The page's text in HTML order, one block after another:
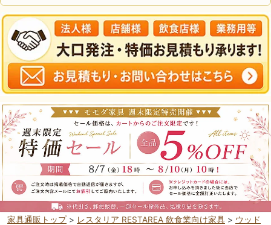
家具通販トップ> レスタリア RESTAREA 飲食業向け家具 > ウッド